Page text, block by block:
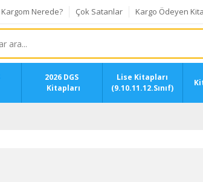
Kargom Nerede? Çok Satanlar Kargo Ödeyen
2026 DGS
Kitapları
Lise Kitapları
(9.10.11.12.Sınıf)